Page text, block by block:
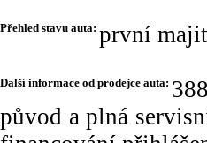
Přehled stavu auta: první
Další informace od prodejce auta:
původ a plná